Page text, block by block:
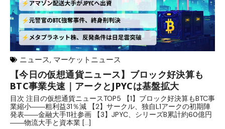
ニュース, マーケットニュース
【今日の仮想通貨ニュース】ブロック好決算も
BTC事業失速｜アークとJPYCは基盤拡大
目次 注目の仮想通貨ニュースTOP5 【1】ブロック好決算もBTC事
業縮小――粗利益31％減 【2】サークル、独自L1アークの初期陣
発表――金融大手11社参画 【3】JPYC、シリーズB累計約60億円
――物流大手と資本業 […]